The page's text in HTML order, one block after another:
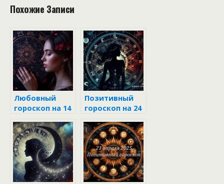
Похожие Записи
Любовный
гороскоп на 14
для всех
знаков
Позитивный
гороскоп на 24